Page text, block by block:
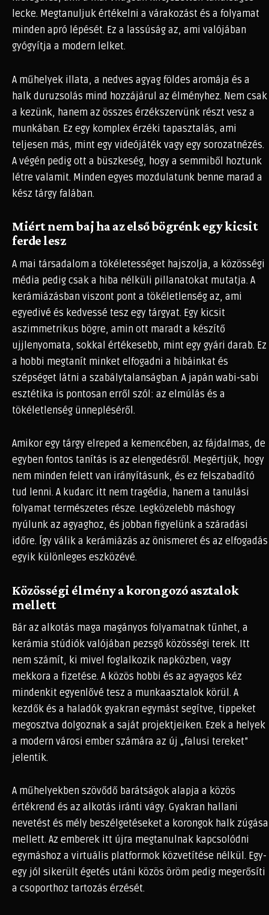
lecke. Megtanuljuk értékelni a várakozást és a folyamat
minden apró lépését. Ez a lassúság az, ami valójában
gyógyítja a modern lelket.
A műhelyek illata, a nedves agyag földes aromája és a
halk duruzsolás mind hozzájárul az élményhez. Nem csak
a kezünk, hanem az összes érzékszervünk részt vesz a
munkában. Ez egy komplex érzéki tapasztalás, ami
teljesen más, mint egy videójáték vagy egy sorozatnézés.
A végén pedig ott a büszkeség, hogy a semmiből hoztunk
létre valamit. Minden egyes mozdulatunk benne marad a
kész tárgy falában.
Miért nem baj ha az első bögrénk egy kicsit
ferde lesz
A mai társadalom a tökéletességet hajszolja, a közösségi
média pedig csak a hiba nélküli pillanatokat mutatja. A
kerámiázásban viszont pont a tökéletlenség az, ami
egyedivé és kedvessé tesz egy tárgyat. Egy kicsit
aszimmetrikus bögre, amin ott maradt a készítő
ujjlenyomata, sokkal értékesebb, mint egy gyári darab. Ez
a hobbi megtanít minket elfogadni a hibáinkat és
szépséget látni a szabálytalanságban. A japán wabi-sabi
esztétika is pontosan erről szól: az elmúlás és a
tökéletlenség ünnepléséről.
Amikor egy tárgy elreped a kemencében, az fájdalmas, de
egyben fontos tanítás is az elengedésről. Megértjük, hogy
nem minden felett van irányításunk, és ez felszabadító
tud lenni. A kudarc itt nem tragédia, hanem a tanulási
folyamat természetes része. Legközelebb máshogy
nyúlunk az agyaghoz, és jobban figyelünk a száradási
időre. Így válik a kerámiázás az önismeret és az elfogadás
egyik különleges eszközévé.
Közösségi élmény a korongozó asztalok
mellett
Bár az alkotás maga magányos folyamatnak tűnhet, a
kerámia stúdiók valójában pezsgő közösségi terek. Itt
nem számít, ki mivel foglalkozik napközben, vagy
mekkora a fizetése. A közös hobbi és az agyagos kéz
mindenkit egyenlővé tesz a munkaasztalok körül. A
kezdők és a haladók gyakran egymást segítve, tippeket
megosztva dolgoznak a saját projektjeiken. Ezek a helyek
a modern városi ember számára az új „falusi tereket”
jelentik.
A műhelyekben szövődő barátságok alapja a közös
értékrend és az alkotás iránti vágy. Gyakran hallani
nevetést és mély beszélgetéseket a korongok halk zúgása
mellett. Az emberek itt újra megtanulnak kapcsolódni
egymáshoz a virtuális platformok közvetítése nélkül. Egy-
egy jól sikerült égetés utáni közös öröm pedig megerősíti
a csoporthoz tartozás érzését.